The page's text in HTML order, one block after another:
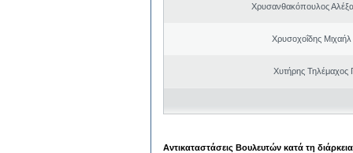
Χρυσανθακόπουλος
Χρυσοχοΐδης Μιχαήλ
Χυτήρης Τηλέμαχος
Αντικαταστάσεις Βουλευτών κατά τη